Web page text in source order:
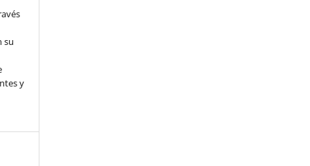
su
y